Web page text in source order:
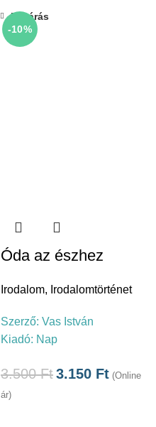
-10%
Bezárás
Óda az észhez
Irodalom, Irodalomtörténet
Szerző: Vas István
Kiadó: Nap
3.500Ft3.150 Ft (Online
ár)